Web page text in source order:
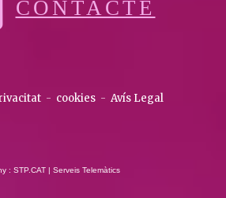
CONTACTE
- cookies - Avís Legal
: STP.CAT | Serveis Telemàtics